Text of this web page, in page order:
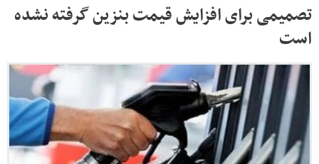
تصمیمی برای افزایش قیمت بنزین گرفته نشده
است